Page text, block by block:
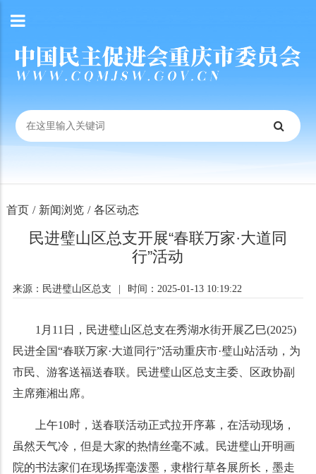
首页 / 新闻浏览 / 各区动态
民进璧山区总支开展“春联万家·大道同
行”活动
来源：民进璧山区总支 时间：2025-01-13 10:19:22
1月11日，民进璧山区总支在秀湖水街开展乙巳(2025)
民进全国“春联万家·大道同行”活动重庆市·璧山站活动，为
市民、游客送福送春联。民进璧山区总支主委、区政协副
主席雍湘出席。
上午10时，送春联活动正式拉开序幕，在活动现场，
虽然天气冷，但是大家的热情丝毫不减。民进璧山开明画
院的书法家们在现场挥毫泼墨，隶楷行草各展所长，墨走